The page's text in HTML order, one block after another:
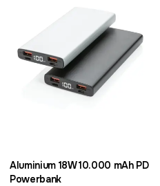
Aluminium 18W 10.000 mAh PD
Powerbank